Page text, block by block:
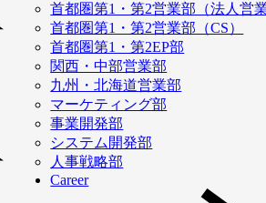
首都圏第1・第2営業部（法人営
首都圏第1・第2営業部（CS）
首都圏第1・第2EP部
関西・中部営業部
九州・北海道営業部
マーケティング部
事業開発部
システム開発部
人事戦略部
Career
採用サイトをリニ
ューアルいたしま
した。
日本のDX・AXを加
速させるインフラ
へ。
「働き方の『新しい』当たり